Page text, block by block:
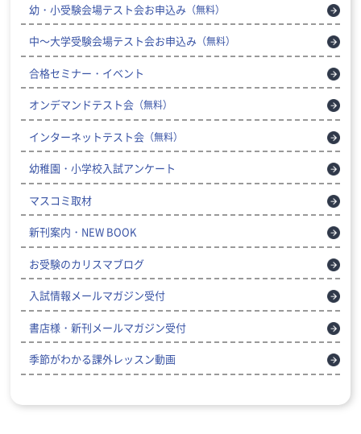
幼・小受験会場テスト会お申込み （無料）
中～大学受験会場テスト会お申込み （無料）
合格セミナー・イベント
オンデマンドテスト会 （無料）
インターネットテスト会 （無料）
幼稚園・小学校入試アンケート
マスコミ取材
新刊案内・NEW BOOK
お受験のカリスマブログ
入試情報メールマガジン受付
書店様・新刊メールマガジン受付
季節がわかる課外レッスン動画